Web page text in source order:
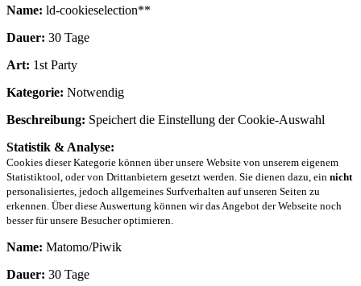
Name: ld-cookieselection**
Dauer: 30 Tage
Art: 1st Party
Kategorie: Notwendig
Beschreibung: Speichert die Einstellung der Cookie-Auswahl
Statistik & Analyse:
Cookies dieser Kategorie können über unsere Website von unserem eigenem
Statistiktool, oder von Drittanbietern gesetzt werden. Sie dienen dazu, ein nicht
personalisiertes, jedoch allgemeines Surfverhalten auf unseren Seiten zu
erkennen. Über diese Auswertung können wir das Angebot der Webseite noch
besser für unsere Besucher optimieren.
Name: Matomo/Piwik
Dauer: 30 Tage